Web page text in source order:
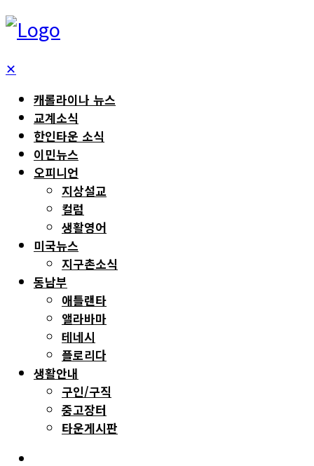
✕
캐롤라이나 뉴스
교계소식
한인타운 소식
이민뉴스
오피니언
지상설교
컬럼
생활영어
미국뉴스
지구촌소식
동남부
애틀랜타
앨라바마
테네시
플로리다
생활안내
구인/구직
중고장터
타운게시판